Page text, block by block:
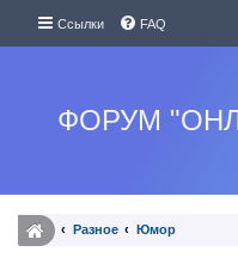
Ссылки FAQ
ФОРУМ
Разное Юмор